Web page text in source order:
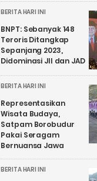
BERITA HARI INI
BNPT: Sebanyak 148
Teroris Ditangkap
Sepanjang 2023,
Didominasi JII dan JAD
BERITA HARI INI
Representasikan
Wisata Budaya,
Satpam Borobudur
Pakai Seragam
Bernuansa Jawa
BERITA HARI INI